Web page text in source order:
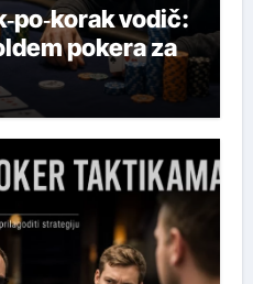
vodič:
pokera za